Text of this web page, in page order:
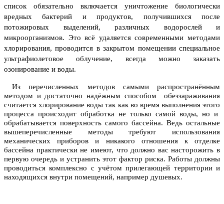
список обязательно включается уничтожение биологически
вредных бактерий и продуктов, получившихся после
потожировых выделений, различных водорослей и
микроорганизмов. Это всё удаляется современными методами
хлорирования, проводится в закрытом помещении специальное
ультрафиолетовое облучение, всегда можно заказать
озонирование и воды.
Из перечисленных методов самыми распространённым
методом и достаточно надёжным способом обеззараживания
считается хлорирование воды так как во время выполнения этого
процесса происходит обработка не только самой воды, но и
обрабатывается поверхность самого бассейна. Ведь остальные
вышеперечисленные методы требуют использования
механических приборов и никакого отношения к отделке
бассейна практически не имеют, что должно вас насторожить в
первую очередь и устранить этот фактор риска. Работы должны
проводиться комплексно с учётом прилегающей территории и
находящихся внутри помещений, например душевых.